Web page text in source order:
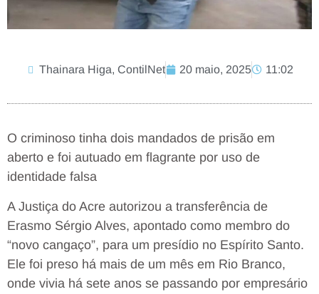
Thainara Higa, ContilNet 20 maio, 2025 11:02
O criminoso tinha dois mandados de prisão em
aberto e foi autuado em flagrante por uso de
identidade falsa
A Justiça do Acre autorizou a transferência de
Erasmo Sérgio Alves, apontado como membro do
“novo cangaço”, para um presídio no Espírito Santo.
Ele foi preso há mais de um mês em Rio Branco,
onde vivia há sete anos se passando por empresário